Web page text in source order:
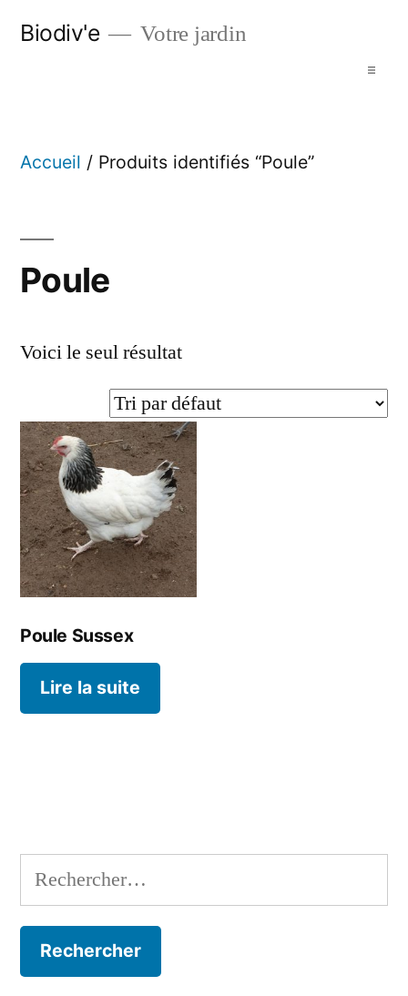
Biodiv'e Votre jardin
Nouveautés
Contacts
Accueil / Produits identifiés “Poule”
Poule
Voici le seul résultat
Poule Sussex
Lire la suite